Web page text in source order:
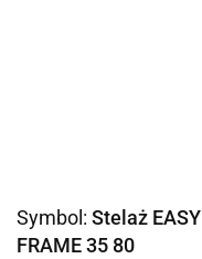
Symbol: Stelaż EASY
FRAME 35 80